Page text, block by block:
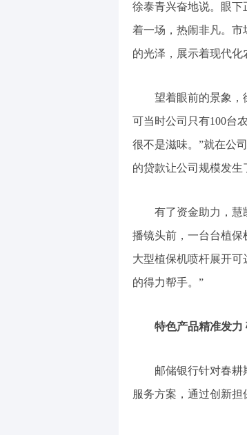
徐泰青兴奋地说。眼
着一场，热闹非凡。市
的光泽，展示着现代化
望着眼前的景象，徐
可当时公司只有100台
很不是滋味。”就在公
的贷款让公司规模发生
有了资金助力，慧凯
播镜头前，一台台植保
大型植保机喷杆展开
的得力帮手。”
特色产品精准发力
邮储银行针对春耕期
服务方案，通过创新担